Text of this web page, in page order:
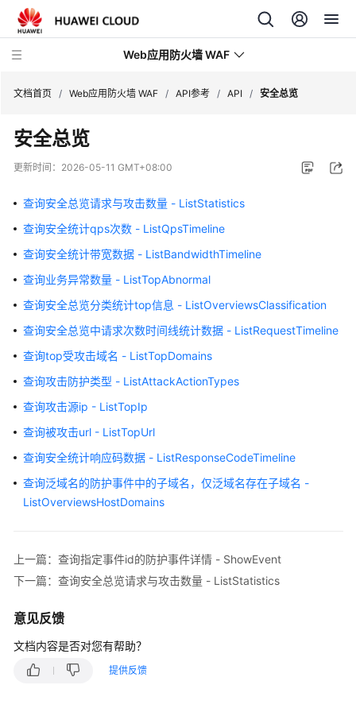
Web应用防火墙 WAF
最
新
态
服
务
告
品
介
绍
计
费
明
快
门
用
指
南
最
文档首页 / Web应用防火墙 WAF / API参考 / API / 安全总览
安全总览
更新时间： 2026-05-11 GMT+08:00
查询安全总览请求与攻击数量 - ListStatistics
查询安全统计qps次数 - ListQpsTimeline
查询安全统计带宽数据 - ListBandwidthTimeline
查询业务异常数量 - ListTopAbnormal
查询安全总览分类统计top信息 - ListOverviewsClassification
查询安全总览中请求次数时间线统计数据 - ListRequestTimeline
查询top受攻击域名 - ListTopDomains
查询攻击防护类型 - ListAttackActionTypes
查询攻击源ip - ListTopIp
查询被攻击url - ListTopUrl
查询安全统计响应码数据 - ListResponseCodeTimeline
查询泛域名的防护事件中的子域名，仅泛域名存在子域名 -
ListOverviewsHostDomains
上一篇：查询指定事件id的防护事件详情 - ShowEvent
下一篇：查询安全总览请求与攻击数量 - ListStatistics
意见反馈
文档内容是否对您有帮助？
提供反馈